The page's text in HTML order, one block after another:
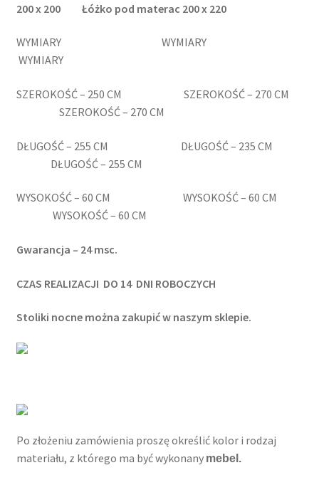
200x 200 Łóżko pod materac 200x 220
WYMIARY WYMIARY
WYMIARY
SZEROKOŚĆ – 250 CM SZEROKOŚĆ – 270 CM
SZEROKOŚĆ – 270 CM
DŁUGOŚĆ – 255 CM DŁUGOŚĆ – 235 CM
DŁUGOŚĆ – 255 CM
WYSOKOŚĆ – 60 CM WYSOKOŚĆ – 60 CM
WYSOKOŚĆ – 60 CM
Gwarancja – 24 msc.
CZAS REALIZACJI DO 14 DNI ROBOCZYCH
Stoliki nocne można zakupić w naszym sklepie.
Po złożeniu zamówienia proszę określić kolor i rodzaj
materiału, z którego ma być wykonany mebel.